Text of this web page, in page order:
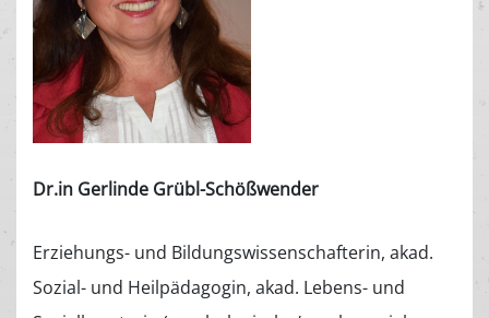
Dr.in Gerlinde Grübl-Schößwender
Erziehungs- und Bildungswissenschafterin, akad.
Sozial- und Heilpädagogin, akad. Lebens- und